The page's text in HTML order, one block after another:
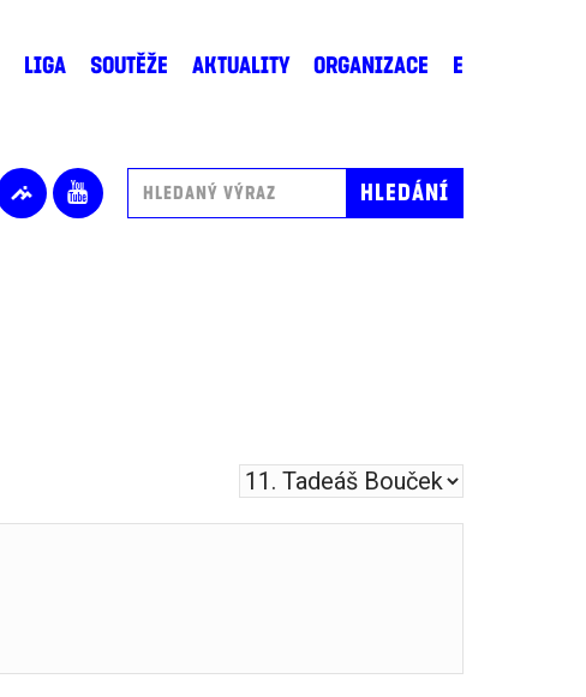
LIGA SOUTĚŽE AKTUALITY ORGANIZACE E